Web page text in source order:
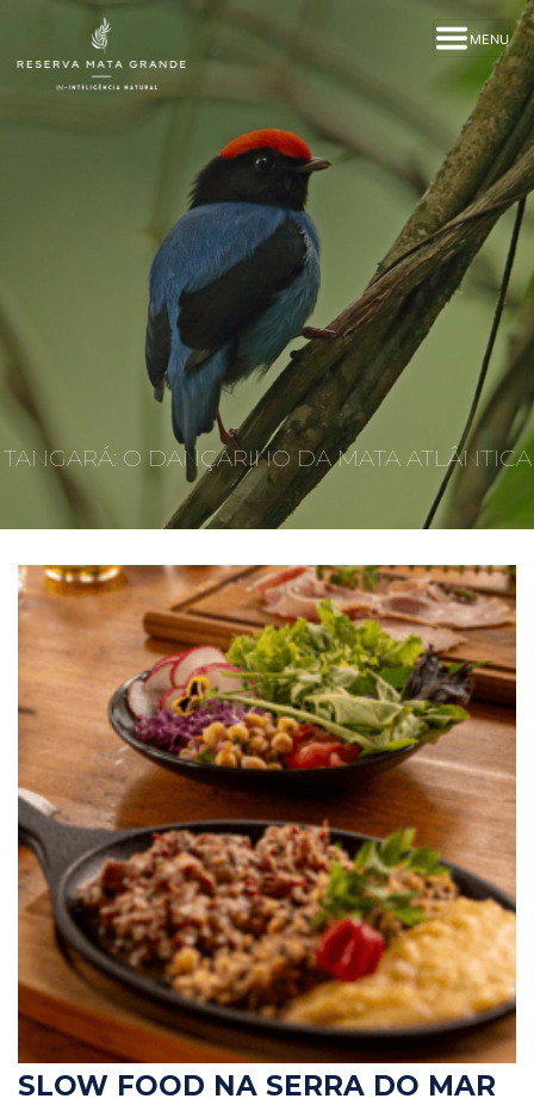
MENU
TANGARÁ: O DANÇARINO DA MATA ATLÂNTICA
SLOW FOOD NA SERRA DO MAR